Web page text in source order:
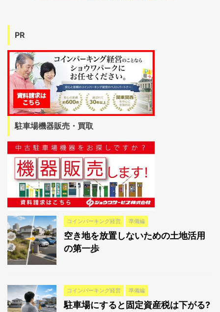
PR
駐車場機器販売・買取
コインパーキング経営 準備編
空き地を放置しないための土地活用
の第一歩
コインパーキング経営 準備編
駐車場にすると固定資産税は下がる?